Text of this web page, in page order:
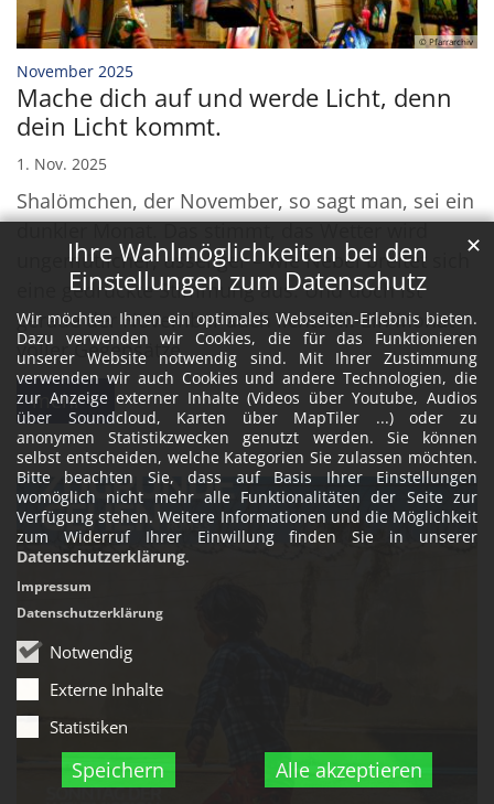
Ihre Wahlmöglichkeiten bei den
Einstellungen zum Datenschutz
Wir möchten Ihnen ein optimales Webseiten-Erlebnis bieten.
Dazu verwenden wir Cookies, die für das Funktionieren
unserer Website notwendig sind. Mit Ihrer Zustimmung
verwenden wir auch Cookies und andere Technologien, die
zur Anzeige externer Inhalte (Videos über Youtube, Audios
über Soundcloud, Karten über MapTiler ...) oder zu
anonymen Statistikzwecken genutzt werden. Sie können
selbst entscheiden, welche Kategorien Sie zulassen möchten.
Bitte beachten Sie, dass auf Basis Ihrer Einstellungen
womöglich nicht mehr alle Funktionalitäten der Seite zur
Verfügung stehen. Weitere Informationen und die Möglichkeit
zum Widerruf Ihrer Einwillung finden Sie in unserer
Datenschutzerklärung.
Notwendig
Externe Inhalte
Statistiken
Speichern Alle akzeptieren
✕
Impressum
Datenschutzerklärung
© Pfarrarchiv
November 2025:
Mache dich auf und werde Licht, denn
dein Licht kommt.
1. Nov. 2025
Shalömchen, der November, so sagt man, sei ein
dunkler Monat. Das stimmt, das Wetter wird
ungemütlicher, usseliger – wie Nebel breitet sich
eine gedrückte Stimmung aus. Und doch ist
gerade der November auch lichtvoll. Ein Monat
voller Gegensätze.
mehr +